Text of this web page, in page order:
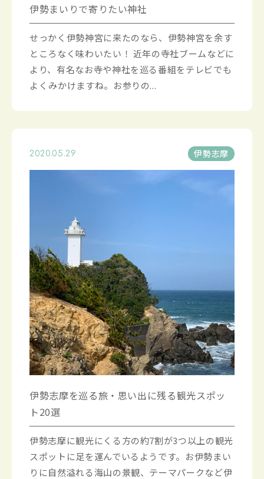
伊勢まいりで寄りたい神社
せっかく伊勢神宮に来たのなら、伊勢神宮を余す
ところなく味わいたい！ 近年の寺社ブームなどに
より、有名なお寺や神社を巡る番組をテレビでも
よくみかけますね。お参りの...
2020.05.29 伊勢志摩
伊勢志摩を巡る旅・思い出に残る観光スポッ
ト20選
伊勢志摩に観光にくる方の約7割が3つ以上の観光
スポットに足を運んでいるようです。お伊勢まい
りに自然溢れる海山の景観、テーマパークなど伊